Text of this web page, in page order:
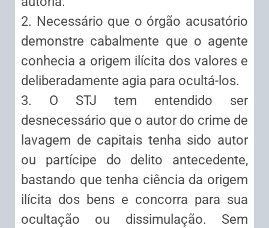
2. Necessário que o órgão acusatório
demonstre cabalmente que o agente
conhecia a origem ilícita dos valores e
deliberadamente agia para ocultá-los.
3. O STJ tem entendido ser
desnecessário que o autor do crime de
lavagem de capitais tenha sido autor
ou partícipe do delito antecedente,
bastando que tenha ciência da origem
ilícita dos bens e concorra para sua
ocultação ou dissimulação. Sem